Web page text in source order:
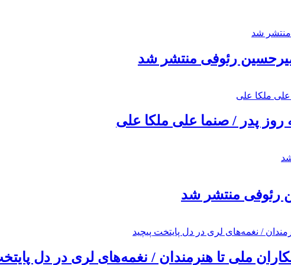
رئوفی منتشر شد
روز پدر / صنما علی ملکا علی
رئوفی منتشر شد
ملی تا هنرمندان / نغمه‌های لری در دل